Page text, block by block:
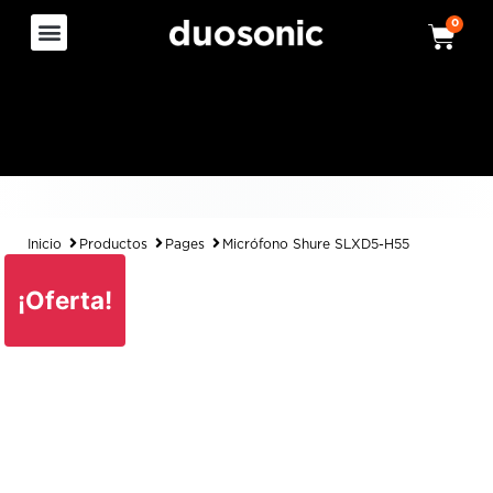
0
Inicio Productos Pages Micrófono Shure SLXD5-H55
¡Oferta!